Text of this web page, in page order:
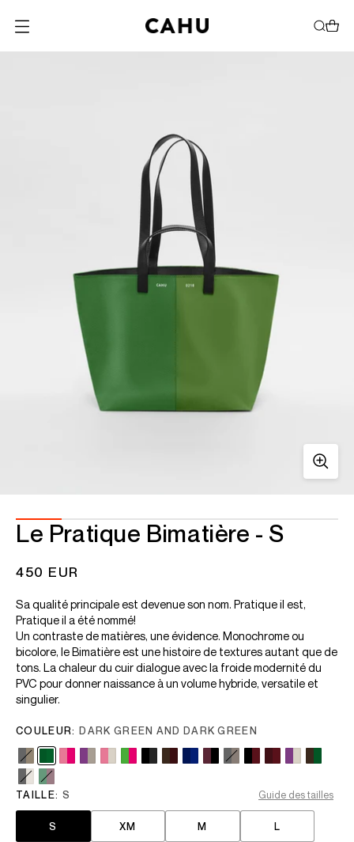
O
V
Le Pratique Bimatière - S
450 EUR
Sa qualité principale est devenue son nom. Pratique il est,
Pratique il a été nommé!
Un contraste de matières, une évidence. Monochrome ou
bicolore, le Bimatière est une histoire de textures autant que de
tons. La chaleur du cuir dialogue avec la froide modernité du
PVC pour donner naissance à un volume hybride, versatile et
singulier.
COULEUR: DARK GREEN AND DARK GREEN
TAILLE: S Guide des tailles
S XM M
L